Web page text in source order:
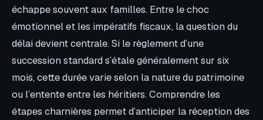
échappe souvent aux familles. Entre le choc
émotionnel et les impératifs fiscaux, la question du
délai devient centrale. Si le règlement d’une
succession standard s’étale généralement sur six
mois, cette durée varie selon la nature du patrimoine
ou l’entente entre les héritiers. Comprendre les
étapes charnières permet d’anticiper la réception des